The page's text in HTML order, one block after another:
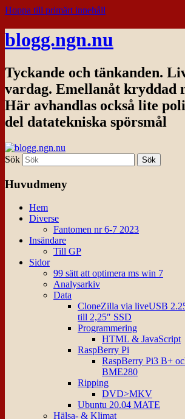
Hoppa till primärt innehåll
blogg.ngn.nu
Tyckande och tänkanden.
vardag. Emellanåt kryddad
Här avhandlas också lite
del datatekniska spörsmål
Sök
Huvudmeny
Hem
Diverse
Fantomen nr 6-7 2023
Insändare
Till GP
Sidor
99 sätt att optimera ms win 7
Analysarkiv
Data
CloneZilla via liveUSB
till 2,25″ SSD
Programmering
HTML & JavaScript
RaspBerry Pi
RaspBerry Pi3 B+
BME280
Ripping
DVD>MKV
Ubuntu 20.04 MATE
Hälsa- & Klimat